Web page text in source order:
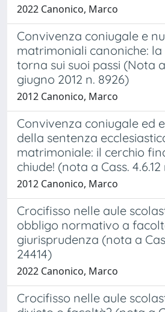
2022 Canonico, Marco
Convivenza coniugale e
matrimoniali canoniche: la
torna sui suoi passi (Nota
giugno 2012 n. 8926)
2012 Canonico, Marco
Convivenza coniugale ed
della sentenza
matrimoniale: il cerchio
chiude! (nota a Cass.
2012 Canonico, Marco
Crocifisso nelle aule
obbligo normativo a
giurisprudenza (nota a
24414)
2022 Canonico, Marco
Crocifisso nelle aule